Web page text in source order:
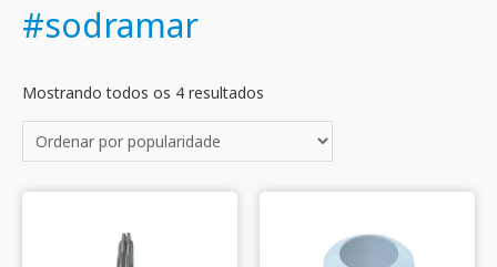
#sodramar
Mostrando todos os 4 resultados